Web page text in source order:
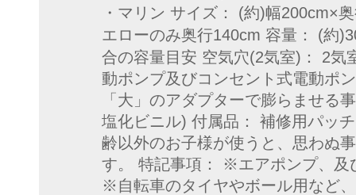
・マリン サイズ： (約)幅200cm×
エローのみ奥行140cm 容量： (約
合の容量目安 空気穴(2気室)： 2
動ポンプ及びコンセント式電動ポ
「大」のアダプターで膨らませる
塩化ビニル) 付属品： 補修用パッ
齢以外のお子様が使うと、思わぬ
す。 特記事項： ※エアポンプ、及
※自転車のタイヤやボール用など